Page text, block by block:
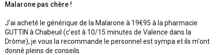
Malarone pas chère !
J'ai acheté le générique de la Malarone à 19€95 à la pharmacie
GUTTIN à Chabeuil (c'est à 10/15 minutes de Valence dans la
Drôme), je vous la recommande le personnel est sympa et ils m'ont
donné pleins de conseils.